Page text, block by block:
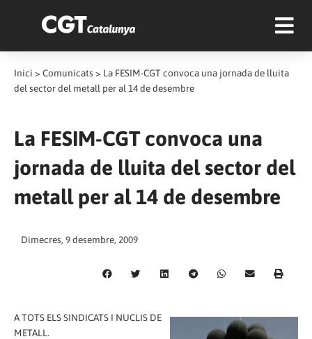
Inici > Comunicats > La FESIM-CGT convoca una jornada de lluita
del sector del metall per al 14 de desembre
La FESIM-CGT convoca una
jornada de lluita del sector del
metall per al 14 de desembre
Dimecres, 9 desembre, 2009
A TOTS ELS SINDICATS I NUCLIS DE
METALL.